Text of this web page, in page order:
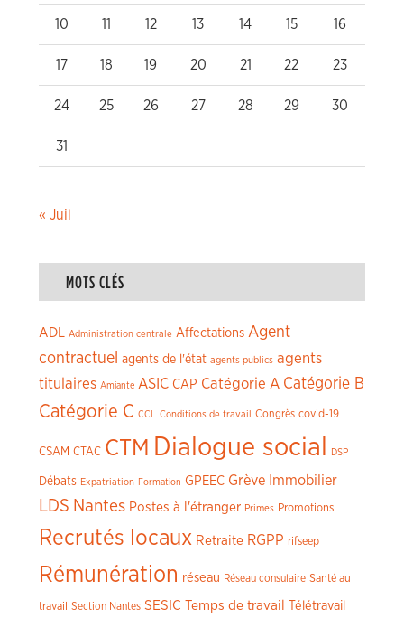
10 11 12 13 14 15 16
17 18 19 20 21 22 23
24 25 26 27 28 29 30
31
« Juil
MOTS CLÉS
ADL Administration centrale Affectations Agent
contractuel agents de l'état agents publics agents
titulaires Amiante ASIC CAP Catégorie A Catégorie B
Catégorie C CCL Conditions de travail Congrès covid-19
CSAM CTAC CTM Dialogue social DSP
Débats Expatriation Formation GPEEC Grève Immobilier
LDS Nantes Postes à l'étranger Primes Promotions
Recrutés locaux Retraite RGPP rifseep
Rémunération réseau Réseau consulaire Santé au
travail Section Nantes SESIC Temps de travail Télétravail